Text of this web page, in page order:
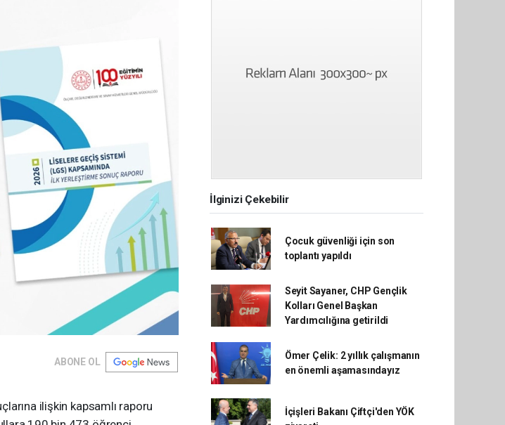
ABONE OL
ilişkin kapsamlı raporu
İlginizi Çekebilir
Çocuk güvenliği için son
toplantı yapıldı
Seyit Sayaner, CHP Gençlik
Kolları Genel Başkan
Yardımcılığına getirildi
Ömer Çelik: 2 yıllık çalışmanın
en önemli aşamasındayız
İçişleri Bakanı Çiftçi'den YÖK